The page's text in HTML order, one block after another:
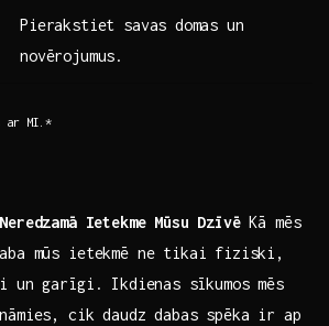
Pierakstiet savas ⁣domas un
novērojumus.
⁣ar MI.*
⁤Ietekme Mūsu DzīvēKā mēs
mūs ietekmē ne tikai fiziski,
‌un garīgi. Ikdienas ⁢sīkumos mēs
cik daudz dabas spēka ir ap